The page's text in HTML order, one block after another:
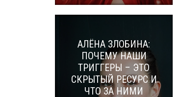
АЛЁНА ЗЛОБИНА:
ПОЧЕМУ НАШИ
ТРИГГЕРЫ – ЭТО
СКРЫТЫЙ РЕСУРС И
ЧТО ЗА НИМИ